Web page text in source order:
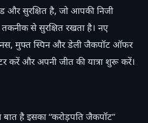
और सुरक्षित है, जो आपकी निजी
तकनीक से सुरक्षित रखता है। नए
मुफ्त स्पिन और डेली जैकपॉट ऑफर
करें और अपनी जीत की यात्रा शुरू करें।
है इसका “करोड़पति जैकपॉट”